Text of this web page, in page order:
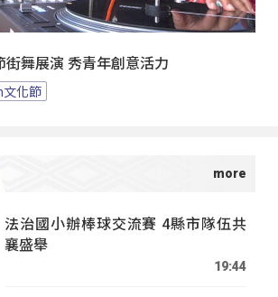
街舞展演 秀青年創意活力
化節
法治國小辦棒球交流賽 4縣市隊伍共
襄盛舉
19:44